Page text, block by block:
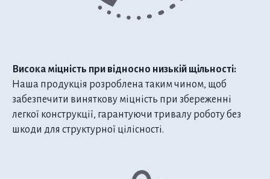
Висока міцність при відносно низькій щільності:
Наша продукція розроблена таким чином, щоб
забезпечити виняткову міцність при збереженні
легкої конструкції, гарантуючи тривалу роботу без
шкоди для структурної цілісності.